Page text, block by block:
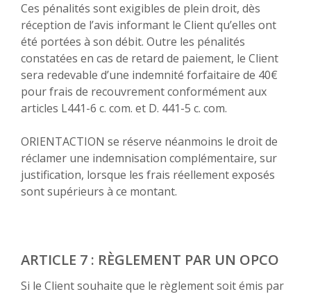
Ces pénalités sont exigibles de plein droit, dès
réception de l’avis informant le Client qu’elles ont
été portées à son débit. Outre les pénalités
constatées en cas de retard de paiement, le Client
sera redevable d’une indemnité forfaitaire de 40€
pour frais de recouvrement conformément aux
articles L441-6 c. com. et D. 441-5 c. com.
ORIENTACTION se réserve néanmoins le droit de
réclamer une indemnisation complémentaire, sur
justification, lorsque les frais réellement exposés
sont supérieurs à ce montant.
ARTICLE 7 : RÈGLEMENT PAR UN OPCO
Si le Client souhaite que le règlement soit émis par